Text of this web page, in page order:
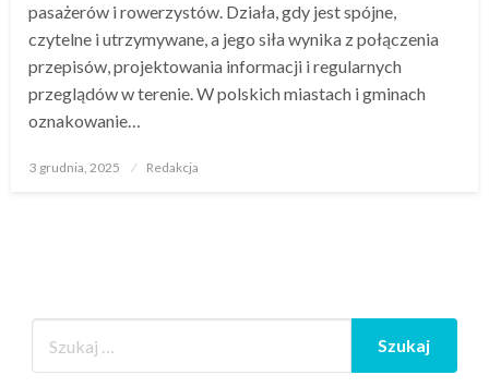
pasażerów i rowerzystów. Działa, gdy jest spójne,
czytelne i utrzymywane, a jego siła wynika z połączenia
przepisów, projektowania informacji i regularnych
przeglądów w terenie. W polskich miastach i gminach
oznakowanie…
Opublikowane
3 grudnia, 2025 Redakcja